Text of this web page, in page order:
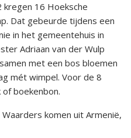
16 Hoeksche
Dat gebeurde tijdens een
in het gemeentehuis in
Adriaan van der Wulp
met een bos bloemen
mét wimpel. Voor de 8
boekenbon.
komen uit Armenië,